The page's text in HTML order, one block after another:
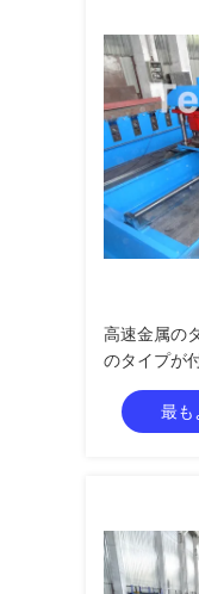
高速金属の
のタイプが
とを冷間圧
最も